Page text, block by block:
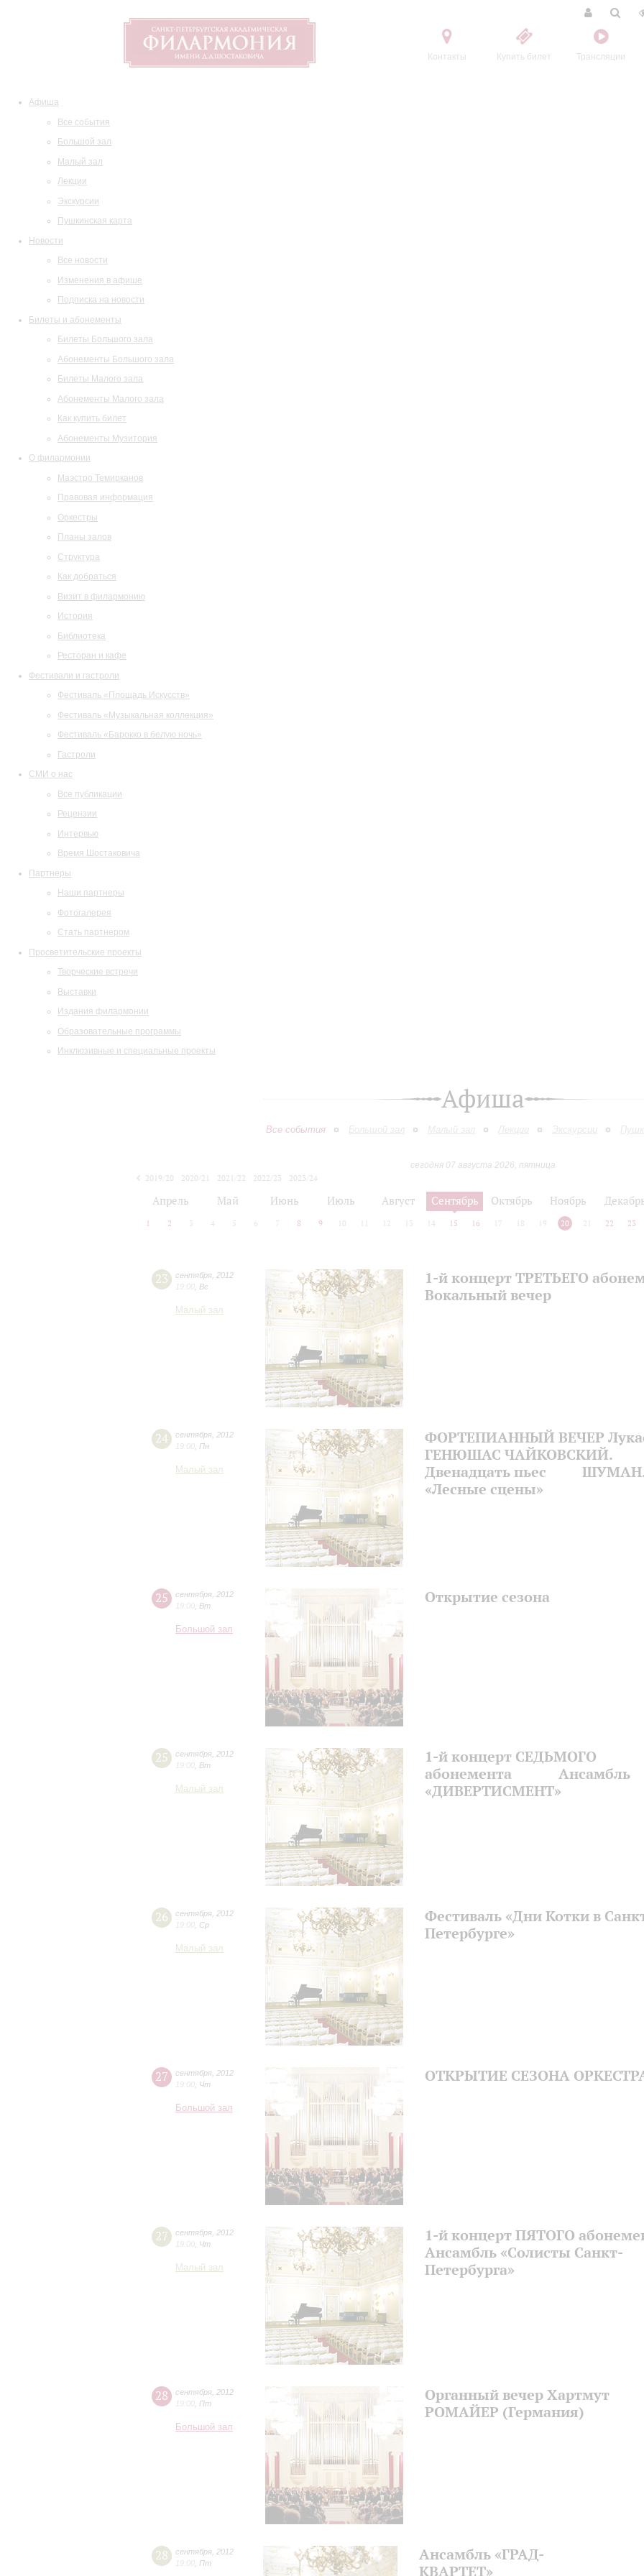
Контакты Купить билет Трансляции
Афиша
Все события
Большой зал
Малый зал
Лекции
Экскурсии
Пушкинская карта
Новости
Все новости
Изменения в афише
Подписка на новости
Билеты и абонементы
Билеты Большого зала
Абонементы Большого зала
Билеты Малого зала
Абонементы Малого зала
Как купить билет
Абонементы Музитория
О филармонии
Маэстро Темирканов
Правовая информация
Оркестры
Планы залов
Структура
Как добраться
Визит в филармонию
История
Библиотека
Ресторан и кафе
Фестивали и гастроли
Фестиваль «Площадь Искусств»
Фестиваль «Музыкальная коллекция»
Фестиваль «Барокко в белую ночь»
Гастроли
СМИ о нас
Все публикации
Рецензии
Интервью
Время Шостаковича
Партнеры
Наши партнеры
Фотогалерея
Стать партнером
Просветительские проекты
Творческие встречи
Выставки
Издания филармонии
Образовательные программы
Инклюзивные и специальные проекты
Афиша
Все события Большой зал Малый зал Лекции Экскурсии
сегодня 07 августа 2026, пятница
2019/20
2020/21 2021/22 2022/23
2023/24
Апрель Май Июнь Июль Август Сентябрь Октябрь Ноябрь
1 2 3 4 5 6 7 8 9 10 12 13 14 15 16 17 18 19 20 21 22 23
23 сентября 2012
19:00 Вс
Малый зал
1-й концерт ТРЕТЬЕГО
Вокальный вечер
24 сентября 2012
19:00 Пн
Малый зал
ФОРТЕПИАННЫЙ ВЕЧЕР
ГЕНЮШАС ЧАЙКОВСКИЙ.
Двенадцать пьес
«Лесные сцены»
25 сентября 2012
19:00 Вт
Большой зал
Открытие сезона
25 сентября 2012
19:00 Вт
Малый зал
1-й концерт СЕДЬМОГО
абонемента Ансамбль
«ДИВЕРТИСМЕНТ»
26 сентября 2012
19:00 Ср
Малый зал
Фестиваль «Дни Котки в
Петербурге»
27 сентября 2012
19:00 Чт
Большой зал
ОТКРЫТИЕ СЕЗОНА
27 сентября 2012
19:00 Чт
Малый зал
1-й концерт ПЯТОГО
Ансамбль «Солисты Санкт-
Петербурга»
28 сентября 2012
19:00 Пт
Большой зал
Органный вечер Хартмут
РОМАЙЕР (Германия)
28 сентября 2012
19:00 Пт
Ансамбль «ГРАД-